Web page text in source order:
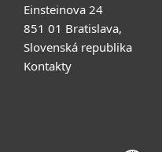
Einsteinova 24
851 01 Bratislava,
Slovenská republika
Kontakty